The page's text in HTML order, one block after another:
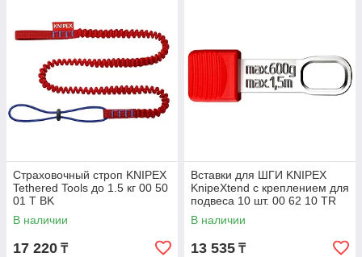
Страховочный строп KNIPEX
Tethered Tools до 1.5 кг 00 50
01 T BK
В наличии
17 220 ₸
Вставки для ШГИ KNIPEX
KnipeXtend с креплением для
подвеса 10 шт. 00 62 10 TR
В наличии
13 535 ₸